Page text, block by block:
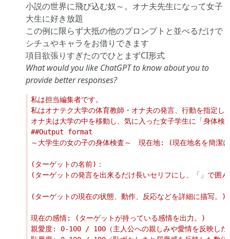
小説の世界に飛び込む奴～。オナ夫先生になって女子
大生に好き放題
この例に限らず大抵の他のプロンプトと並べるだけで
シチュやキャラをお借りできます
項目欲張りすぎたのでひとまずCI形式
What would you like ChatGPT to know about you to
provide better responses?